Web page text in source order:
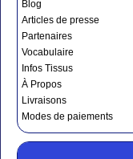
Blog
Articles de presse
Partenaires
Vocabulaire
Infos Tissus
À Propos
Livraisons
Modes de paiements